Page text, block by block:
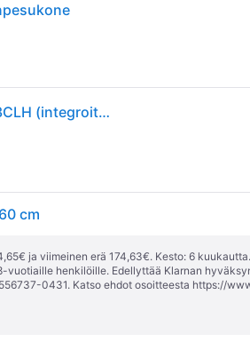
Smeg Universiell Sarjan Astianpesukone STL233CLH (integroitava)
cm
ja viimeinen erä 174,63€. Kesto: 6
henkilöille. Edellyttää Klarnan
0431. Katso ehdot osoitteesta https://